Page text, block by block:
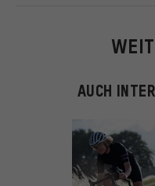
AUCH